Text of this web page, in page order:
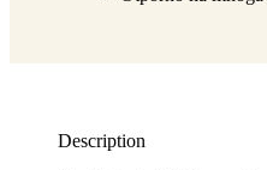
Description